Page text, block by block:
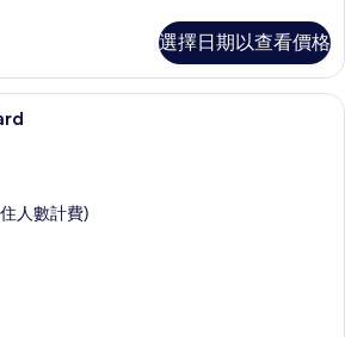
選擇日期以查看價格
Two Full Beds, Standard | 客房內保
人數計費)